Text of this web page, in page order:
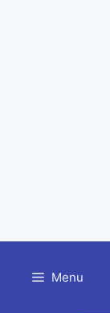
content
Menu